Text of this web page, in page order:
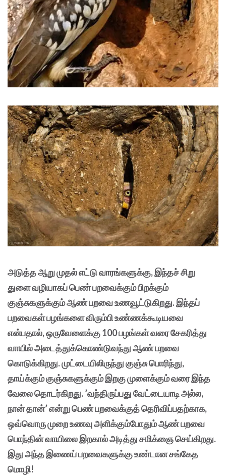
அடுத்த ஆறு முதல் எட்டு வாரங்களுக்கு, இந்தச் சிறு
துளை வழியாகப் பெண் பறவைக்கும் பிறக்கும்
குஞ்சுகளுக்கும் ஆண் பறவை உணவூட்டுகிறது. இந்தப்
பறவைகள் பழங்களை விரும்பி உண்ணக்கூடியவை
என்பதால், ஒருவேளைக்கு 100 பழங்கள் வரை சேகரித்து
வாயில் அடைத்துக்கொண்டுவந்து ஆண் பறவை
கொடுக்கிறது. முட்டையிலிருந்து குஞ்சு பொரிந்து,
தாய்க்கும் குஞ்சுகளுக்கும் இறகு முளைக்கும் வரை இந்த
வேலை தொடர்கிறது. ’வந்திருப்பது வேட்டையாடி அல்ல,
நான் தான்’ என்று பெண் பறவைக்குத் தெரிவிப்பதற்காக,
ஒவ்வொரு முறை உணவு அளிக்கும்போதும் ஆண் பறவை
பொந்தின் வாயிலை இறகால் அடித்து சமிக்ஞை செய்கிறது.
இது அந்த இணைப் பறவைகளுக்கு உண்டான சங்கேத
மொழி!